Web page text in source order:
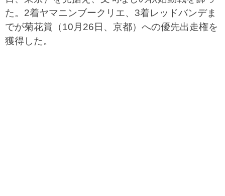
た。2着ヤマニンブークリエ、3着レッドバンデま
でが菊花賞（10月26日、京都）への優先出走権を
獲得した。